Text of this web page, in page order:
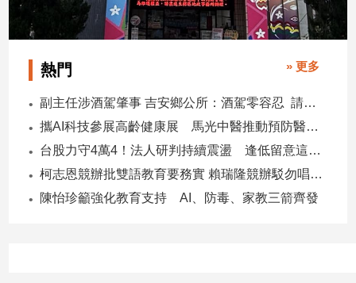
影
音
專
合
作
熱門 » 更多
副主任涉酒駕肇事 吉安鄉公所：酒駕零容忍 請辭獲准
攜AI科技參展高齡健康展 馬光中醫推動預防醫學迎接長壽新經濟
台股力守4萬4！法人研判持續震盪 逢低留意這些族群
柯志恩競辦批雙語教育要務實 賴瑞隆競辦駁勿唱衰高雄
陳怡珍籲強化教育支持 AI、防毒、家教三箭齊發